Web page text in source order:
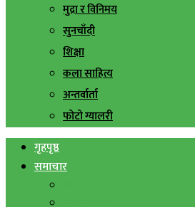
मुद्रा र विनिमय
सुनचाँदी
शिक्षा
कला साहित्य
अन्तर्वार्ता
फोटो ग्यालरी
गृहपृष्ठ
समाचार